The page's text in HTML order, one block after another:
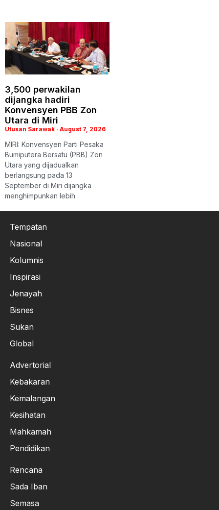
3,500 perwakilan
dijangka hadiri
Konvensyen PBB Zon
Utara di Miri
Utusan Sarawak August 7, 2026
MIRI: Konvensyen Parti Pesaka
Bumiputera Bersatu (PBB) Zon
Utara yang dijadualkan
berlangsung pada 13
September di Miri dijangka
menghimpunkan lebih
Tempatan
Nasional
Kolumnis
Inspirasi
Jenayah
Bisnes
Sukan
Global
Advertorial
Kebakaran
Kemalangan
Kesihatan
Mahkamah
Pendidikan
Rencana
Sada Iban
Semasa